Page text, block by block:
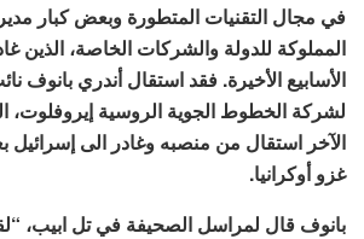
في مجال التقنيات المتطورة وبعض كبار
المملوكة للدولة والشركات الخاصة، الذين
الأسابيع الأخيرة. فقد استقال أندري بانوف
لشركة الخطوط الجوية الروسية إيروفلوت،
غزو أوكرانيا.
بانوف قال لمراسل الصحيفة في تل ابيب،